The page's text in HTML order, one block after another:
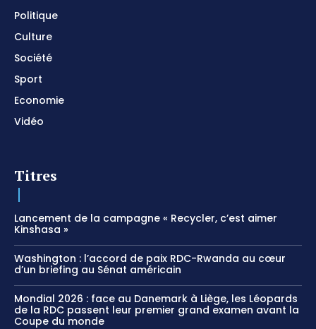
Politique
Culture
Société
Sport
Economie
Vidéo
Titres
Lancement de la campagne « Recycler, c’est aimer
Kinshasa »
Washington : l’accord de paix RDC-Rwanda au cœur
d’un briefing au Sénat américain
Mondial 2026 : face au Danemark à Liège, les Léopards
de la RDC passent leur premier grand examen avant la
Coupe du monde